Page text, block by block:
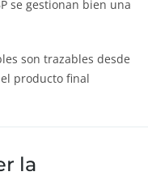
se gestionan bien una
son trazables desde
producto final
la